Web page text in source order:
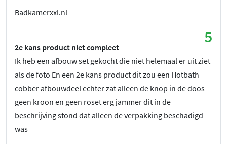
Badkamerxxl.nl
5
2e kans product niet compleet
Ik heb een afbouw set gekocht die niet helemaal er uit ziet
als de foto En een 2e kans product dit zou een Hotbath
cobber afbouwdeel echter zat alleen de knop in de doos
geen kroon en geen roset erg jammer dit in de
beschrijving stond dat alleen de verpakking beschadigd
was